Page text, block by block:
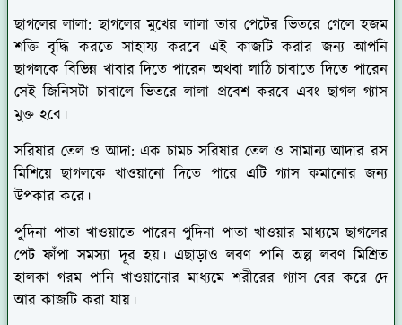
ছাগলের লালা: ছাগলের মুখের লালা তার পেটের ভিতরে গেলে হজম
শক্তি বৃদ্ধি করতে সাহায্য করবে এই কাজটি করার জন্য আপনি
ছাগলকে বিভিন্ন খাবার দিতে পারেন অথবা লাঠি চাবাতে দিতে পারেন
সেই জিনিসটা চাবালে ভিতরে লালা প্রবেশ করবে এবং ছাগল গ্যাস
মুক্ত হবে।
সরিষার তেল ও আদা: এক চামচ সরিষার তেল ও সামান্য আদার রস
মিশিয়ে ছাগলকে খাওয়ানো দিতে পারে এটি গ্যাস কমানোর জন্য
উপকার করে।
পুদিনা পাতাখাওয়াতে পারেন পুদিনা পাতা খাওয়ার মাধ্যমে ছাগলের
পেট ফাঁপা সমস্যা দূর হয়। এছাড়াও লবণ পানি অল্প লবণ মিশ্রিত
হালকা গরম পানি খাওয়ানোর মাধ্যমে শরীরের গ্যাস বের করে দে
আর কাজটি করা যায়।